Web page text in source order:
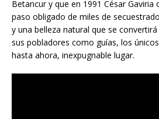
Betancur y que en 1991 César
paso obligado de miles de
y una belleza natural que se
sus pobladores como guías, los
hasta ahora, inexpugnable lugar.